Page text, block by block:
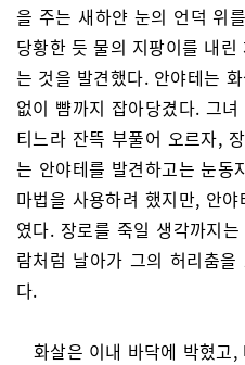
을 주는 새하얀 눈의 언덕 위
당황한 듯 물의 지팡이를 내
는 것을 발견했다. 안야테는
없이 뺨까지 잡아당겼다. 그
티느라 잔뜩 부풀어 오르자,
는 안야테를 발견하고는 눈동
마법을 사용하려 했지만, 안
였다. 장로를 죽일 생각까지
람처럼 날아가 그의 허리춤
다.
화살은 이내 바닥에 박혔고